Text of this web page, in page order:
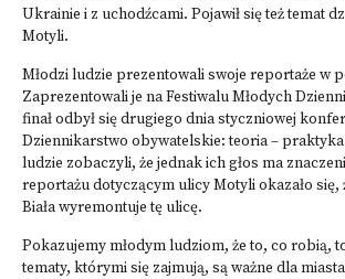
Ukrainie i z uchodźcami. Pojawił się też temat
Motyli.
Młodzi ludzie prezentowali swoje reportaże w
Zaprezentowali je na Festiwalu Młodych
finał odbył się drugiego dnia styczniowej
Dziennikarstwo obywatelskie: teoria –
ludzie zobaczyli, że jednak ich głos ma
reportażu dotyczącym ulicy Motyli okazało się,
Biała wyremontuje tę ulicę.
Pokazujemy młodym ludziom, że to, co robią,
tematy, którymi się zajmują, są ważne dla